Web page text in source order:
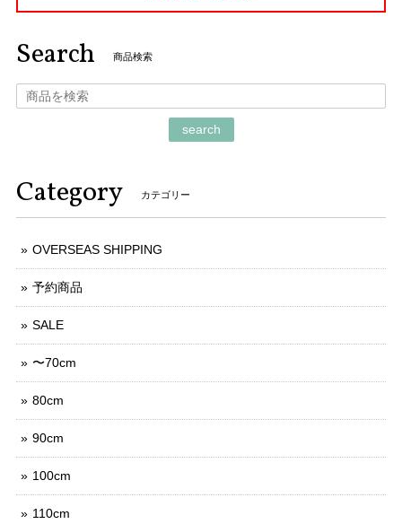
Search 商品検索
search
Category カテゴリー
OVERSEAS SHIPPING
予約商品
SALE
〜70cm
80cm
90cm
100cm
110cm